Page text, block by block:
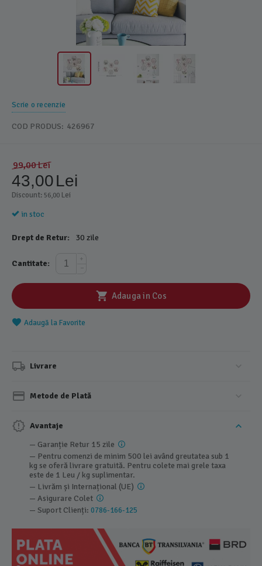
Scrie o recenzie
COD PRODUS: 426967
99,00Lei
43,00Lei
Discount: 56,00 Lei
in stoc
Drept de Retur: 30 zile
Cantitate:
+
−
Adauga in Cos
Adaugă la Favorite
Livrare
Metode de Plată
Avantaje
— Garanție Retur 15 zile
— Pentru comenzi de minim 500 lei având greutatea sub 1
kg se oferă livrare gratuită. Pentru colete mai grele taxa
este de 1 Leu / kg suplimentar.
— Livrăm și Internațional (UE)
— Asigurare Colet
— Suport Clienți:0786-166-125